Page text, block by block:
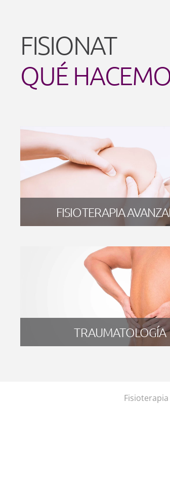
FISIONAT
QUÉ
FISIOTERAPIA
TRAUMATOLOGÍA
Fisioterapia